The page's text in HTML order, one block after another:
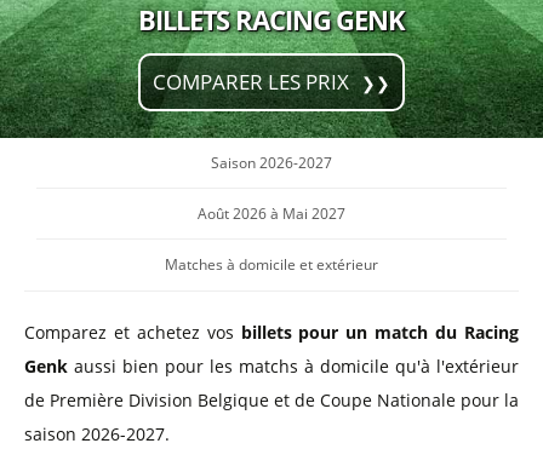
BILLETS RACING GENK
COMPARER LES PRIX
Saison 2026-2027
Août 2026 à Mai 2027
Matches à domicile et extérieur
Comparez et achetez vos billets pour un match du Racing
Genk aussi bien pour les matchs à domicile qu'à l'extérieur
de Première Division Belgique et de Coupe Nationale pour la
saison 2026-2027.